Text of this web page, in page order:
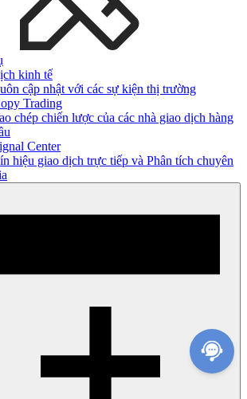
kinh tế
cập nhật với các sự kiện thị trường
Trading
chép chiến lược của các nhà giao dịch hàng
Center
hiệu giao dịch trực tiếp và Phân tích chuyên